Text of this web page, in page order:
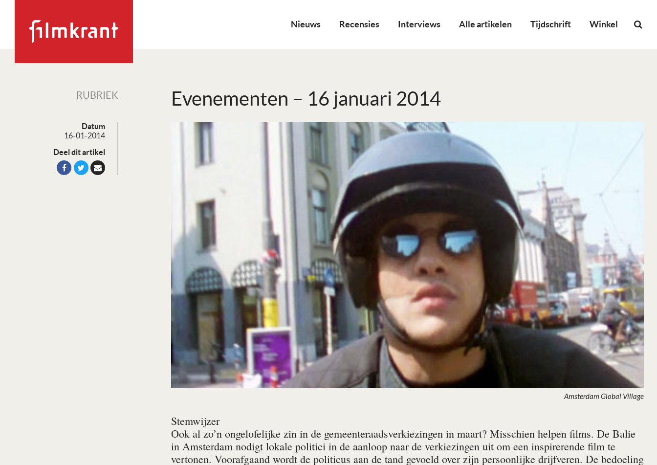
Nieuws Recensies Interviews Alle artikelen Tijdschrift Winkel
RUBRIEK Evenementen – 16 januari 2014
Datum
16-01-2014
Deel dit artikel
Amsterdam Global Village
Stemwijzer
Ook al zo’n ongelofelijke zin in de gemeenteraadsverkiezingen in maart? Misschien helpen films. De Balie
in Amsterdam nodigt lokale politici in de aanloop naar de verkiezingen uit om een inspirerende film te
vertonen. Voorafgaand wordt de politicus aan de tand gevoeld over zijn persoonlijke drijfveren. De bedoeling